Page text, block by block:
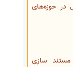
در حوزه‌های
سازی